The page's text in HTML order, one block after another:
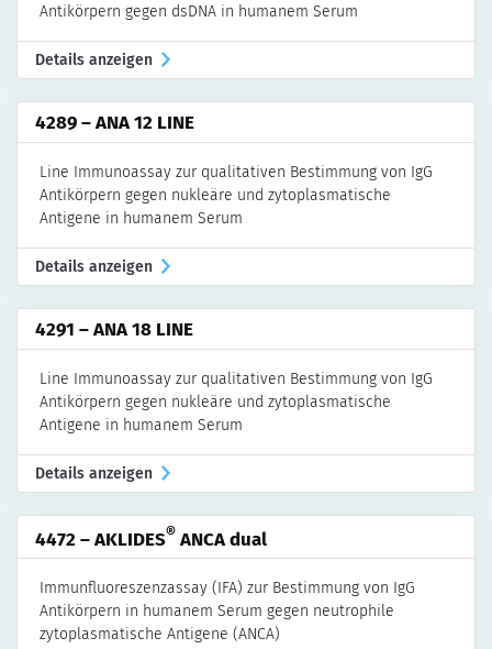
Antikörpern gegen dsDNA in humanem Serum
Details anzeigen
4289 – ANA 12 LINE
Line Immunoassay zur qualitativen Bestimmung von IgG
Antikörpern gegen nukleäre und zytoplasmatische
Antigene in humanem Serum
Details anzeigen
4291 – ANA 18 LINE
Line Immunoassay zur qualitativen Bestimmung von IgG
Antikörpern gegen nukleäre und zytoplasmatische
Antigene in humanem Serum
Details anzeigen
4472 – AKLIDES® ANCA dual
Immunfluoreszenzassay (IFA) zur Bestimmung von IgG
Antikörpern in humanem Serum gegen neutrophile
zytoplasmatische Antigene (ANCA)